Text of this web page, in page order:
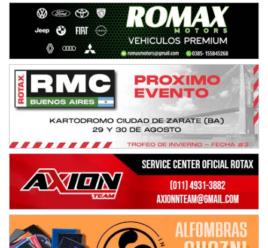
Avellaneda (Santa Fe)
SUR SANTAFESINO - F4
José Samuel Sánchez (Tierra)
Rufino (Santa Fe)
TUCUMANO - F5
Juan Navarro (Asfalto)
El Timbó (Tucumán)
COBERTURA ESPECIAL DE E-KART.COM.AR
IAME SERIES ARGENTINA 6
Baradero (Buenos Aires)
Ciudad de Trenque Lauquen (Asfalto)
ENTRERRIANO - F6 (POSTERGADA)